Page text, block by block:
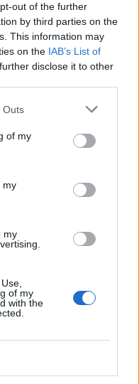
out of the further
by third parties on the
This information may
on the IAB’s List of
disclose it to other
Outs
of my
my
my
of my
with the
να προσέχουν οι